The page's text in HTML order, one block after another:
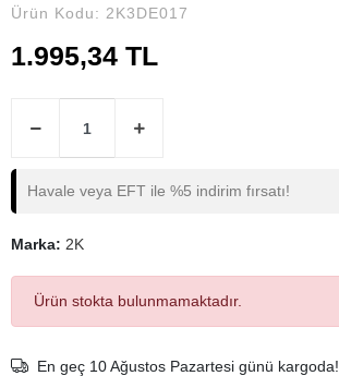
Ürün Kodu: 2K3DE017
1.995,34 TL
Havale veya EFT ile %5 indirim fırsatı!
Marka: 2K
Ürün stokta bulunmamaktadır.
En geç 10 Ağustos Pazartesi günü kargoda!